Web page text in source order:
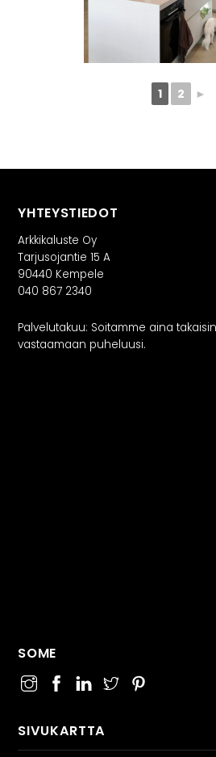
1 2 ►
YHTEYSTIEDOT
Arkkikaluste Oy
Tarjusojantie 15 A
90440 Kempele
040 867 2340
Palvelutakuu: Soitamme aina
vastaamaan puheluusi.
SOME
SIVUKARTTA